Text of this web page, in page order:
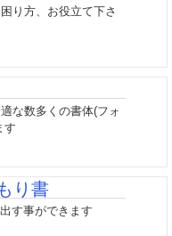
り方、お役立て下さ
な数多くの書体(フォ
す
り書
す事ができます